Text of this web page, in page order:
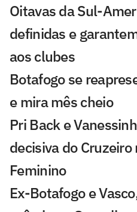
Oitavas da Sul-
definidas e
aos clubes
Botafogo se
e mira mês cheio
Pri Back e
decisiva do
Feminino
Ex-Botafogo e